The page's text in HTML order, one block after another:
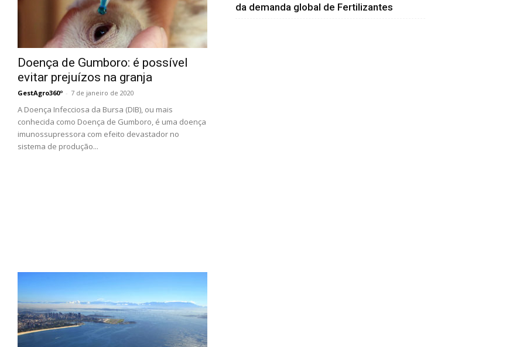
Doença de Gumboro: é possível
evitar prejuízos na granja
GestAgro360º - 7 de janeiro de 2020
A Doença Infecciosa da Bursa (DIB), ou mais
conhecida como Doença de Gumboro, é uma doença
imunossupressora com efeito devastador no
sistema de produção...
da demanda global de Fertilizantes